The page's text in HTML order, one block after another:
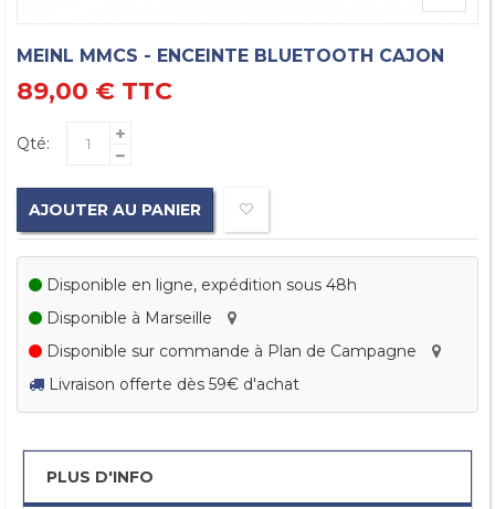
MEINL MMCS - ENCEINTE BLUETOOTH CAJON
89,00 € TTC
Qté:
AJOUTER AU PANIER
Disponible en ligne, expédition sous 48h
Disponible à Marseille
Disponible sur commande à Plan de Campagne
Livraison offerte dès 59€ d'achat
PLUS D'INFO